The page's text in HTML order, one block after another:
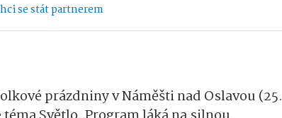
se stát partnerem
prázdniny v Náměšti nad Oslavou (25.